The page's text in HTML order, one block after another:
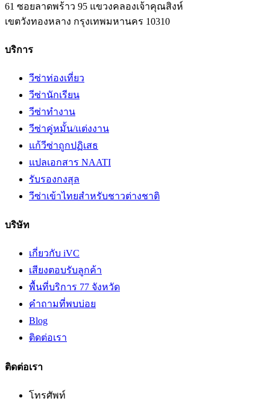
61 ซอยลาดพร้าว 95 แขวงคลองเจ้าคุณสิงห์
เขตวังทองหลาง กรุงเทพมหานคร 10310
บริการ
วีซ่าท่องเที่ยว
วีซ่านักเรียน
วีซ่าทำงาน
วีซ่าคู่หมั้น/แต่งงาน
แก้วีซ่าถูกปฏิเสธ
แปลเอกสาร NAATI
รับรองกงสุล
วีซ่าเข้าไทยสำหรับชาวต่างชาติ
บริษัท
เกี่ยวกับ iVC
เสียงตอบรับลูกค้า
พื้นที่บริการ 77 จังหวัด
คำถามที่พบบ่อย
Blog
ติดต่อเรา
ติดต่อเรา
โทรศัพท์